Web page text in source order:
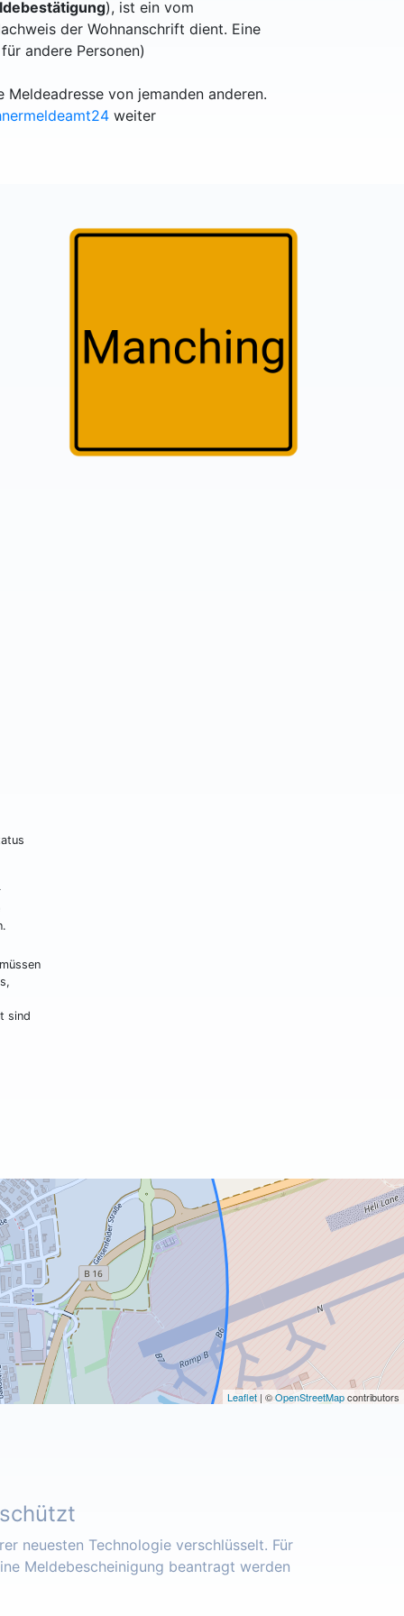
), ist ein vom
der Wohnanschrift dient. Eine
andere Personen)
Meldeadresse von jemanden anderen.
weiter
sind
Leaflet | ©OpenStreetMapcontributors
neuesten Technologie verschlüsselt. Für
Meldebescheinigung beantragt werden